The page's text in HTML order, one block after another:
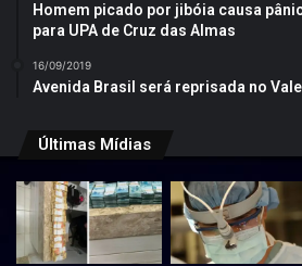
Homem picado por jibóia causa
para UPA de Cruz das Almas
16/09/2019
Avenida Brasil será reprisada no
Últimas Mídias